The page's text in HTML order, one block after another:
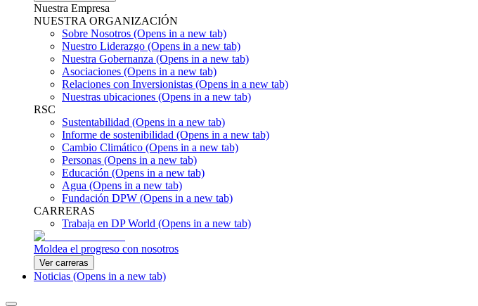
Nuestra Empresa
NUESTRA ORGANIZACIÓN
Sobre Nosotros (Opens in a new tab)
Nuestro Liderazgo (Opens in a new tab)
Nuestra Gobernanza (Opens in a new tab)
Asociaciones (Opens in a new tab)
Relaciones con Inversionistas (Opens in a new tab)
Nuestras ubicaciones (Opens in a new tab)
RSC
Sustentabilidad (Opens in a new tab)
Informe de sostenibilidad (Opens in a new tab)
Cambio Climático (Opens in a new tab)
Personas (Opens in a new tab)
Educación (Opens in a new tab)
Agua (Opens in a new tab)
Fundación DPW (Opens in a new tab)
CARRERAS
Trabaja en DP World (Opens in a new tab)
Moldea el progreso con nosotros
Ver carreras
Noticias (Opens in a new tab)